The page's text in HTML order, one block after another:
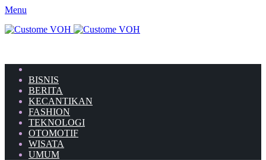
Menu
BISNIS
BERITA
KECANTIKAN
FASHION
TEKNOLOGI
OTOMOTIF
WISATA
UMUM